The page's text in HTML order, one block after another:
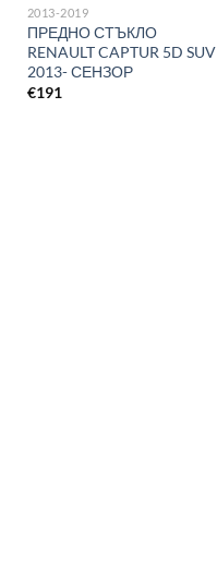
2013-2019
ПРЕДНО СТЪКЛО
RENAULT CAPTUR 5D SUV
2013- СЕНЗОР
€191